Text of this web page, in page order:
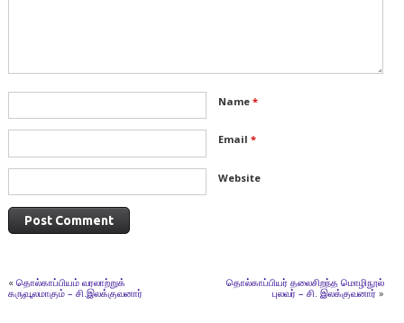
Name *
Email *
Website
« தொல்காப்பியம் வரலாற்றுக்
கருவூலமாகும் – சி.இலக்குவனார்
தொல்காப்பியர் தலைசிறந்த மொழிநூல்
புலவர் – சி. இலக்குவனார் »